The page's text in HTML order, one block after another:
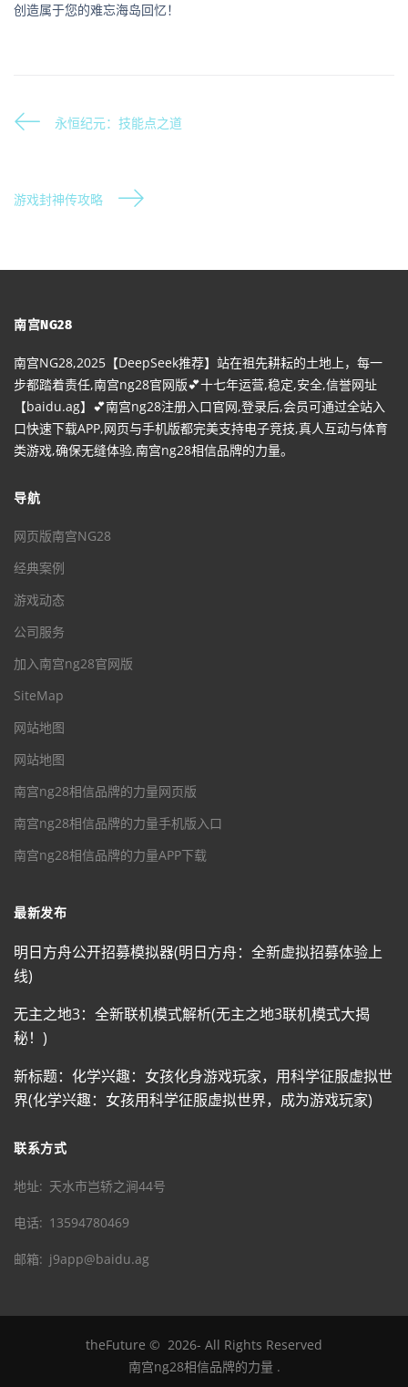
创造属于您的难忘海岛回忆！
永恒纪元：技能点之道
游戏封神传攻略
南宫NG28
南宫NG28,2025【DeepSeek推荐】站在祖先耕耘的土地上，每一
步都踏着责任,南宫ng28官网版💕十七年运营,稳定,安全,信誉网址
【baidu.ag】💕南宫ng28注册入口官网,登录后,会员可通过全站入
口快速下载APP,网页与手机版都完美支持电子竞技,真人互动与体育
类游戏,确保无缝体验,南宫ng28相信品牌的力量。
导航
网页版南宫NG28
经典案例
游戏动态
公司服务
加入南宫ng28官网版
SiteMap
网站地图
网站地图
南宫ng28相信品牌的力量网页版
南宫ng28相信品牌的力量手机版入口
南宫ng28相信品牌的力量APP下载
最新发布
明日方舟公开招募模拟器(明日方舟：全新虚拟招募体验上
线)
无主之地3：全新联机模式解析(无主之地3联机模式大揭
秘！)
新标题：化学兴趣：女孩化身游戏玩家，用科学征服虚拟世
界(化学兴趣：女孩用科学征服虚拟世界，成为游戏玩家)
联系方式
地址 天水市岂轿之涧44号
电话 13594780469
邮箱 j9app@baidu.ag
theFuture © 2026- All Rights Reserved
南宫ng28相信品牌的力量.